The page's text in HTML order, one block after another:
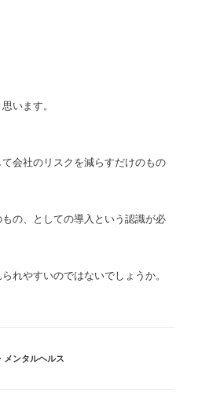
います。
会社のリスクを減らすだけのもの
の、としての導入という認識が必
れやすいのではないでしょうか。
ンタルヘルス